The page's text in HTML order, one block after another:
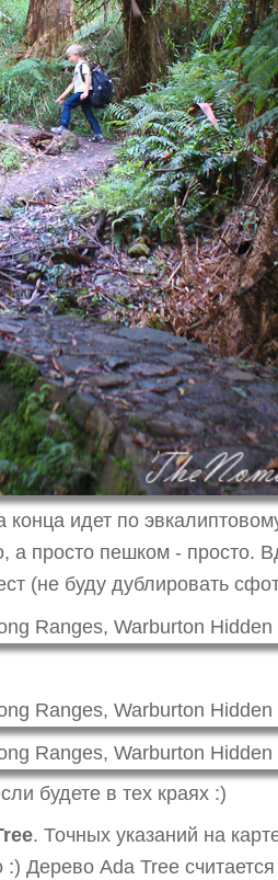
идет по
а просто пешком - просто.
(не буду дублировать
будете в тех краях :)
. Точных указаний на
Дерево Ada Tree